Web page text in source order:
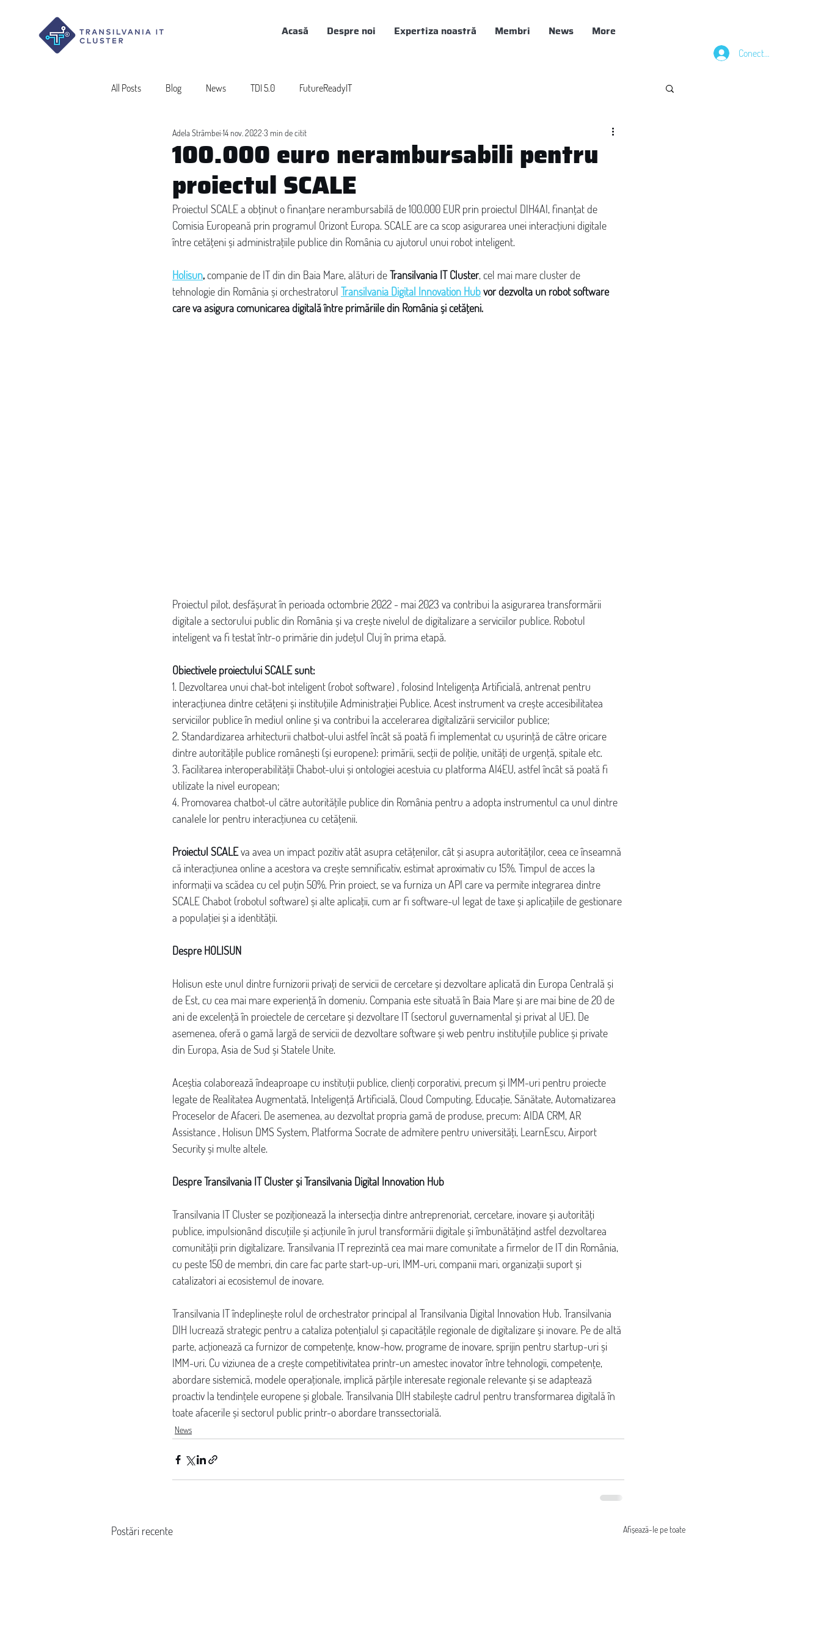
Conectează-te
Acasă Despre noi Expertiza noastră Membri News More
All Posts Blog News TDI 5.0 FutureReadyIT
100.000 euro nerambursabili pentru
proiectul SCALE
Adela Strâmbei 14 nov. 2022 3 min de citit
Proiectul SCALE a obținut o finanțare nerambursabilă de 100.000 EUR prin proiectul DIH4AI, finanțat de
Comisia Europeană prin programul Orizont Europa. SCALE are ca scop asigurarea unei interacțiuni digitale
între cetățeni și administrațiile publice din România cu ajutorul unui robot inteligent.
Holisun, companie de IT din din Baia Mare, alături de Transilvania IT Cluster, cel mai mare cluster de
tehnologie din România și orchestratorul Transilvania Digital Innovation Hub vor dezvolta un robot software
care va asigura comunicarea digitală între primăriile din România și cetățeni.
Proiectul pilot, desfășurat în perioada octombrie 2022 - mai 2023 va contribui la asigurarea transformării
digitale a sectorului public din România și va crește nivelul de digitalizare a serviciilor publice. Robotul
inteligent va fi testat într-o primărie din județul Cluj în prima etapă.
Obiectivele proiectului SCALE sunt:
1. Dezvoltarea unui chat-bot inteligent (robot software) , folosind Inteligența Artificială, antrenat pentru
interacțiunea dintre cetățeni și instituțiile Administrației Publice. Acest instrument va crește accesibilitatea
serviciilor publice în mediul online și va contribui la accelerarea digitalizării serviciilor publice;
2. Standardizarea arhitecturii chatbot-ului astfel încât să poată fi implementat cu ușurință de către oricare
dintre autoritățile publice românești (și europene): primării, secții de poliție, unități de urgență, spitale etc.
3. Facilitarea interoperabilității Chabot-ului și ontologiei acestuia cu platforma AI4EU, astfel încât să poată fi
utilizate la nivel european;
4. Promovarea chatbot-ul către autoritățile publice din România pentru a adopta instrumentul ca unul dintre
canalele lor pentru interacțiunea cu cetățenii.
Proiectul SCALE va avea un impact pozitiv atât asupra cetățenilor, cât și asupra autorităților, ceea ce înseamnă
că interacțiunea online a acestora va crește semnificativ, estimat aproximativ cu 15%. Timpul de acces la
informații va scădea cu cel puțin 50%. Prin proiect, se va furniza un API care va permite integrarea dintre
SCALE Chabot (robotul software) și alte aplicații, cum ar fi software-ul legat de taxe și aplicațiile de gestionare
a populației și a identității.
Despre HOLISUN
Holisun este unul dintre furnizorii privați de servicii de cercetare și dezvoltare aplicată din Europa Centrală și
de Est, cu cea mai mare experiență în domeniu. Compania este situată în Baia Mare și are mai bine de 20 de
ani de excelență în proiectele de cercetare și dezvoltare IT (sectorul guvernamental și privat al UE). De
asemenea, oferă o gamă largă de servicii de dezvoltare software și web pentru instituțiile publice și private
din Europa, Asia de Sud și Statele Unite.
Aceștia colaborează îndeaproape cu instituții publice, clienți corporativi, precum și IMM-uri pentru proiecte
legate de Realitatea Augmentată, Inteligență Artificială, Cloud Computing, Educație, Sănătate, Automatizarea
Proceselor de Afaceri. De asemenea, au dezvoltat propria gamă de produse, precum: AIDA CRM, AR
Assistance , Holisun DMS System, Platforma Socrate de admitere pentru universități, LearnEscu, Airport
Security și multe altele.
Despre Transilvania IT Cluster și Transilvania Digital Innovation Hub
Transilvania IT Cluster se poziționează la intersecția dintre antreprenoriat, cercetare, inovare și autorități
publice, impulsionând discuțiile și acțiunile în jurul transformării digitale și îmbunătățind astfel dezvoltarea
comunității prin digitalizare. Transilvania IT reprezintă cea mai mare comunitate a firmelor de IT din România,
cu peste 150 de membri, din care fac parte start-up-uri, IMM-uri, companii mari, organizații suport și
catalizatori ai ecosistemul de inovare.
Transilvania IT îndeplinește rolul de orchestrator principal al Transilvania Digital Innovation Hub. Transilvania
DIH lucrează strategic pentru a cataliza potențialul și capacitățile regionale de digitalizare și inovare. Pe de altă
parte, acționează ca furnizor de competențe, know-how, programe de inovare, sprijin pentru startup-uri și
IMM-uri. Cu viziunea de a crește competitivitatea printr-un amestec inovator între tehnologii, competențe,
abordare sistemică, modele operaționale, implică părțile interesate regionale relevante și se adaptează
proactiv la tendințele europene și globale. Transilvania DIH stabilește cadrul pentru transformarea digitală în
toate afacerile și sectorul public printr-o abordare transsectorială.
News
Postări recente Afișează-le pe toate